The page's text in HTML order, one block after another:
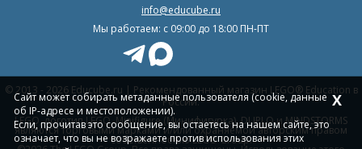
info@educube.ru
Мы работаем: c 09:00 до 18:00 ПН-ПТ
© 2013 - 2026 Educube.ru | Рекомендованный магазин LEGO® Education в
России.
LEGO, логотип LEGO, Minifigure (Минифигурка), DUPLO и MINDSTORMS
являются торговыми марками и/или охраняемой авторским правом
собственностью LEGO Group.
X
Сайт может собирать метаданные пользователя (cookie, данные
об IP-адресе и местоположении).
Если, прочитав это сообщение, вы остаетесь на нашем сайте, это
означает, что вы не возражаете против использования этих